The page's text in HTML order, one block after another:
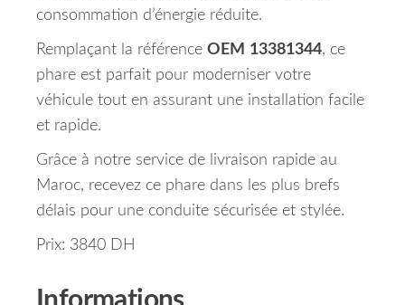
consommation d’énergie réduite.
Remplaçant la référence OEM 13381344, ce
phare est parfait pour moderniser votre
véhicule tout en assurant une installation facile
et rapide.
Grâce à notre service de livraison rapide au
Maroc, recevez ce phare dans les plus brefs
délais pour une conduite sécurisée et stylée.
Prix: 3840 DH